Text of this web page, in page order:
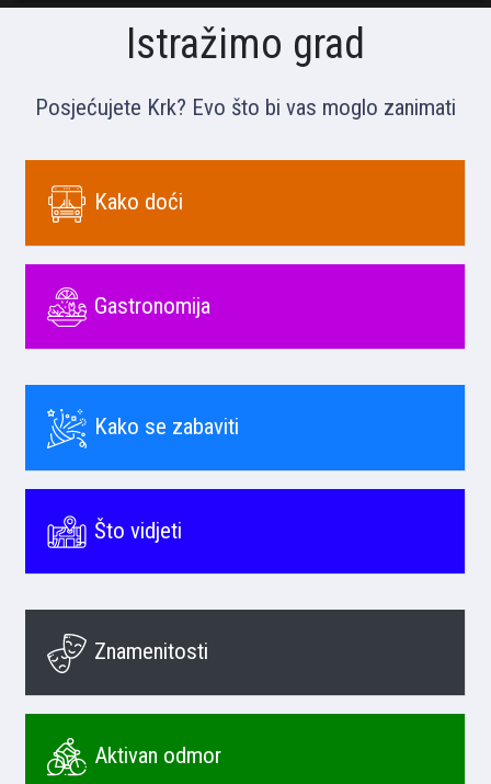
Istražimo grad
Posjećujete Krk? Evo što bi vas moglo zanimati
Kako doći
Gastronomija
Kako se zabaviti
Što vidjeti
Znamenitosti
Aktivan odmor